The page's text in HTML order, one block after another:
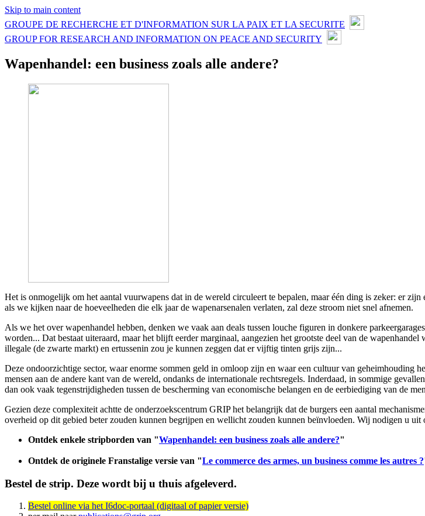
Skip to main content
GROUPE DE RECHERCHE ET D'INFORMATION SUR LA PAIX ET LA SECURITE
GROUP FOR RESEARCH AND INFORMATION ON PEACE AND SECURITY
Wapenhandel: een business zoals alle andere?
Het is onmogelijk om het aantal vuurwapens dat in de wereld circuleert te bepalen, maar één ding is zeker: er
als we kijken naar de hoeveelheden die elk jaar de wapenarsenalen verlaten, zal deze stroom niet snel afnemen.
Als we het over wapenhandel hebben, denken we vaak aan deals tussen louche figuren in donkere
worden... Dat bestaat uiteraard, maar het blijft eerder marginaal, aangezien het grootste deel van de
illegale (de zwarte markt) en ertussenin zou je kunnen zeggen dat er vijftig tinten grijs zijn...
Deze ondoorzichtige sector, waar enorme sommen geld in omloop zijn en waar een cultuur van geheimhouding
mensen aan de andere kant van de wereld, ondanks de internationale rechtsregels. Inderdaad, in sommige
dan ook vaak tegenstrijdigheden tussen de bescherming van economische belangen en de eerbiediging van de
Gezien deze complexiteit achtte de onderzoekscentrum GRIP het belangrijk dat de burgers een aantal
overheid op dit gebied beter zouden kunnen begrijpen en wellicht zouden kunnen beïnvloeden. Wij nodigen u
Ontdek enkele stripborden van "Wapenhandel: een business zoals alle andere?"
Ontdek de originele Franstalige versie van "Le commerce des armes, un business comme les autres ?
Bestel de strip. Deze wordt bij u thuis afgeleverd.
Bestel online via het I6doc-portaal (digitaal of papier versie)